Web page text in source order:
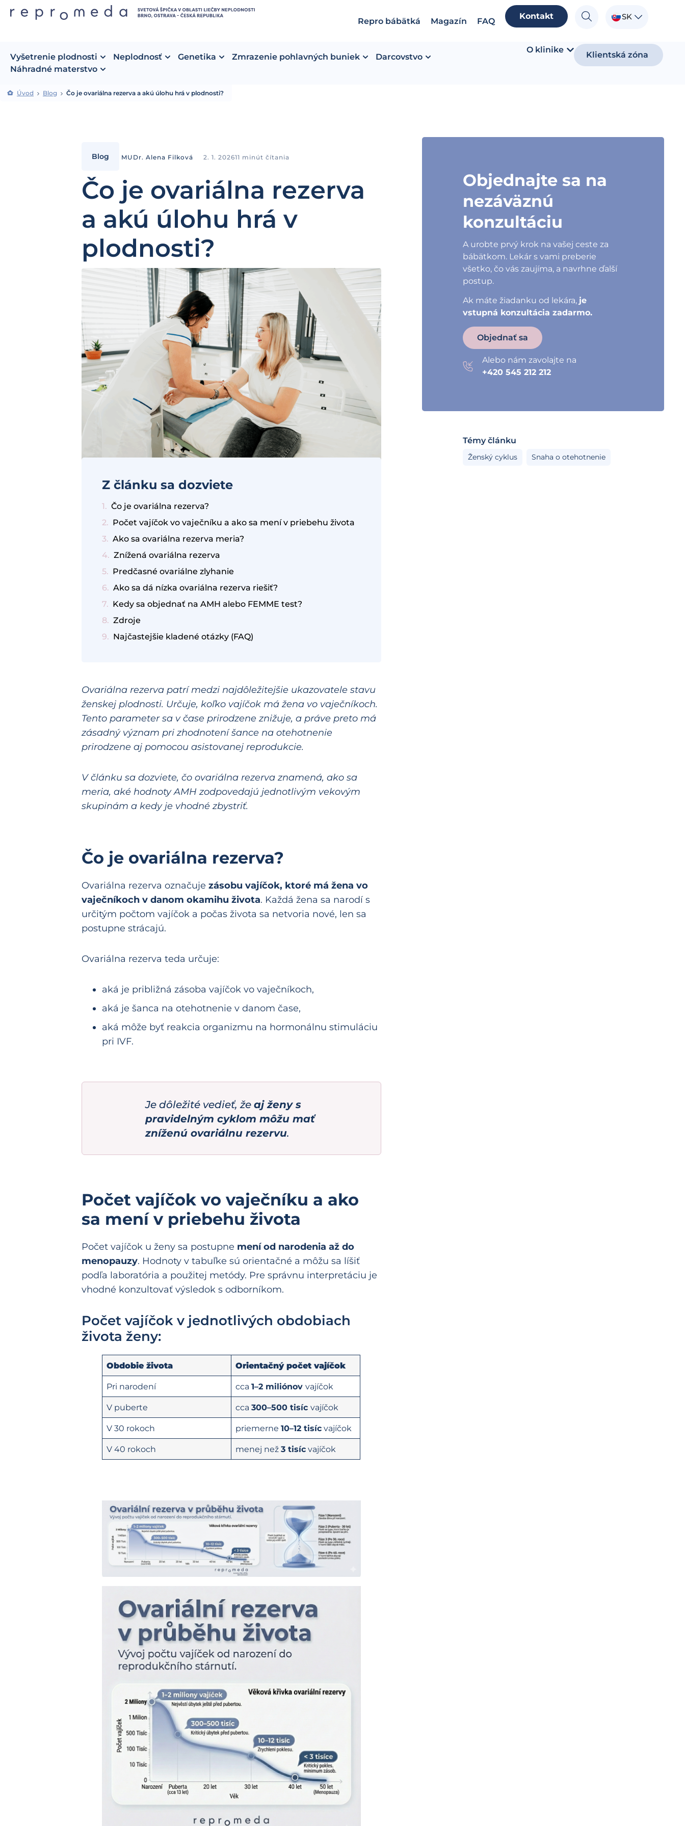
Repro bábätká Magazín FAQ
Kontakt SK
Vyšetrenie plodnosti Neplodnosť Genetika Zmrazenie pohlavných buniek
Darcovstvo
Náhradné materstvo
O klinike
Klientská zóna
Úvod Blog Čo je ovariálna rezerva a akú úlohu hrá v plodnosti?
Blog MUDr. Alena Filková 2. 1. 202611 minút čítania
Čo je ovariálna rezerva
a akú úlohu hrá v
plodnosti?
Z článku sa dozviete
Čo je ovariálna rezerva?
Počet vajíčok vo vaječníku a ako sa mení v priebehu života
Ako sa ovariálna rezerva meria?
Znížená ovariálna rezerva
Predčasné ovariálne zlyhanie
Ako sa dá nízka ovariálna rezerva riešiť?
Kedy sa objednať na AMH alebo FEMME test?
Zdroje
Najčastejšie kladené otázky (FAQ)
Ovariálna rezerva patrí medzi najdôležitejšie ukazovatele stavu
ženskej plodnosti. Určuje, koľko vajíčok má žena vo vaječníkoch.
Tento parameter sa v čase prirodzene znižuje, a práve preto má
zásadný význam pri zhodnotení šance na otehotnenie
prirodzene aj pomocou asistovanej reprodukcie.
V článku sa dozviete, čo ovariálna rezerva znamená, ako sa
meria, aké hodnoty AMH zodpovedajú jednotlivým vekovým
skupinám a kedy je vhodné zbystriť.
Čo je ovariálna rezerva?
Ovariálna rezerva označuje zásobu vajíčok, ktoré má žena vo
vaječníkoch v danom okamihu života. Každá žena sa narodí s
určitým počtom vajíčok a počas života sa netvoria nové, len sa
postupne strácajú.
Ovariálna rezerva teda určuje:
aká je približná zásoba vajíčok vo vaječníkoch,
aká je šanca na otehotnenie v danom čase,
aká môže byť reakcia organizmu na hormonálnu stimuláciu
pri IVF.
Je dôležité vedieť, že aj ženy s
pravidelným cyklom môžu mať
zníženú ovariálnu rezervu.
Počet vajíčok vo vaječníku a ako
sa mení v priebehu života
Počet vajíčok u ženy sa postupne mení od narodenia až do
menopauzy. Hodnoty v tabuľke sú orientačné a môžu sa líšiť
podľa laboratória a použitej metódy. Pre správnu interpretáciu je
vhodné konzultovať výsledok s odborníkom.
Počet vajíčok v jednotlivých obdobiach
života ženy:
Obdobie života Orientačný počet vajíčok
Pri narodení cca1–2 miliónovvajíčok
V puberte cca300–500 tisícvajíčok
V 30 rokoch priemerne10–12 tisíc vajíčok
V 40 rokoch menej než3 tisíc vajíčok
Objednajte sa na
nezáväznú
konzultáciu
A urobte prvý krok na vašej ceste za
bábätkom. Lekár s vami preberie
všetko, čo vás zaujíma, a navrhne ďalší
postup.
Ak máte žiadanku od lekára, je
vstupná konzultácia zadarmo.
Objednať sa
Alebo nám zavolajte na
+420 545 212 212
Témy článku
Ženský cyklus Snaha o otehotnenie